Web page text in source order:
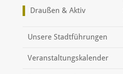
Draußen & Aktiv
Unsere Stadtführungen
Veranstaltungskalender